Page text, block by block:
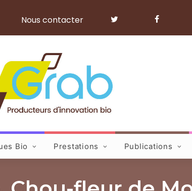
Nous contacter
Bio Prestations Publications